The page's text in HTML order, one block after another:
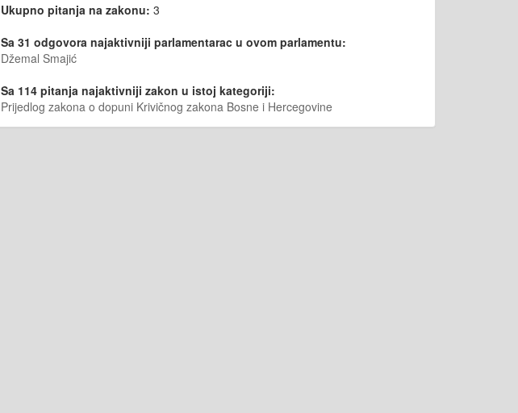
Ukupno pitanja na zakonu: 3
Sa 31 odgovora najaktivniji parlamentarac u ovom parlamentu:
Džemal Smajić
Sa 114 pitanja najaktivniji zakon u istoj kategoriji:
Prijedlog zakona o dopuni Krivičnog zakona Bosne i Hercegovine